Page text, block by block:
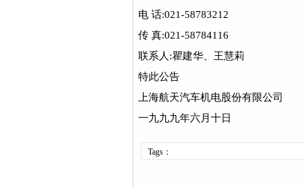
电 话:021-58783212
传 真:021-58784116
联系人:瞿建华、王慧莉
特此公告
上海航天汽车机电股份有限公司
一九九九年六月十日
Tags：